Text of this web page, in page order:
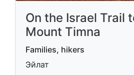
On the Israel Trail
Mount Timna
Families, hikers
Эйлат